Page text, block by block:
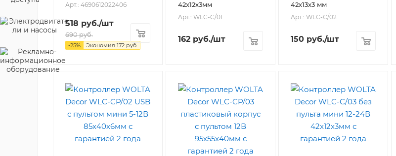
Арт.: 4690612022406
518 руб./шт
690руб.
-25% Экономия 172 руб.
42х12х3мм
Арт.: WLC-C/01
162 руб./шт
42х13х3 мм
Арт.: WLC-C/02
150 руб./шт